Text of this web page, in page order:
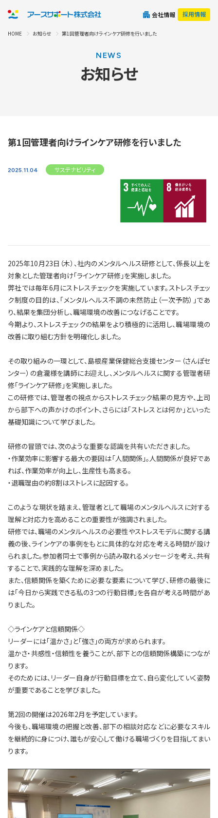
会社情報 採用情報
HOME お知らせ 第1回管理者向けラインケア研修を行いました
お知らせ
NEWS
第1回管理者向けラインケア研修を行いました
2025.11.04 サステナビリティ
2025年10月23日（木）、社内のメンタルヘルス研修として、係長以上を
対象とした管理者向け「ラインケア研修」を実施しました。
弊社では毎年6月にストレスチェックを実施しています。ストレスチェッ
ク制度の目的は、「メンタルヘルス不調の未然防止（一次予防）」であ
り、結果を集団分析し、職場環境の改善につなげることです。
今期より、ストレスチェックの結果をより積極的に活用し、職場環境の
改善に取り組む方針を明確化しました。
その取り組みの一環として、島根産業保健総合支援センター（さんぽセ
ンター）の倉瀧様を講師にお迎えし、メンタルヘルスに関する管理者研
修「ラインケア研修」を実施しました。
この研修では、管理者の視点からストレスチェック結果の見方や、上司
から部下への声かけのポイント、さらには「ストレスとは何か」といった
基礎知識について学びました。
研修の冒頭では、次のような重要な認識を共有いただきました。
・作業効率に影響する最大の要因は「人間関係」。人間関係が良好であ
れば、作業効率が向上し、生産性も高まる。
・退職理由の約8割はストレスに起因する。
このような現状を踏まえ、管理者として職場のメンタルヘルスに対する
理解と対応力を高めることの重要性が強調されました。
研修では、職場のメンタルヘルスの必要性やストレスモデルに関する講
義の後、ラインケアの事例をもとに具体的な対応を考える時間が設け
られました。参加者同士で事例から読み取れるメッセージを考え、共有
することで、実践的な理解を深めました。
また、信頼関係を築くために必要な要素について学び、研修の最後に
は「今日から実践できる私の3つの行動目標」を各自が考える時間があ
りました。
◇ラインケアと信頼関係◇
リーダーには「温かさ」と「強さ」の両方が求められます。
温かさ・共感性・信頼性を養うことが、部下との信頼関係構築につなが
ります。
そのためには、リーダー自身が行動目標を立て、自ら変化していく姿勢
が重要であることを学びました。
第2回の開催は2026年2月を予定しています。
今後も、職場環境の把握と改善、部下の相談対応などに必要なスキル
を継続的に身につけ、誰もが安心して働ける職場づくりを目指してまい
ります。